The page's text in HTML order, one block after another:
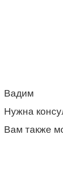
Вадим
Нужна
Вам также